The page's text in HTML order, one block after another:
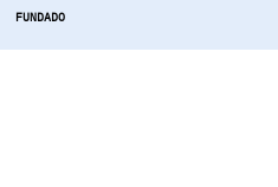
FUNDADO